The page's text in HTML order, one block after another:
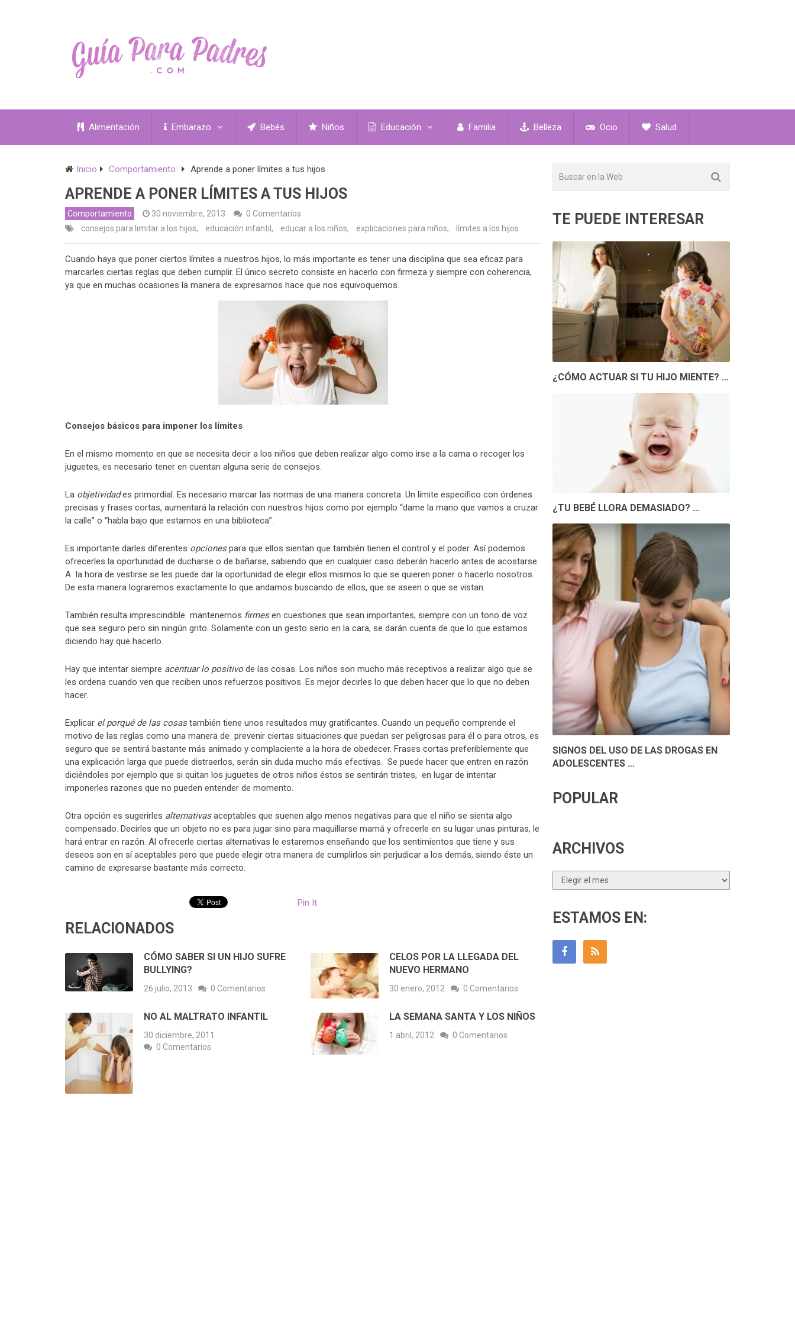
Alimentación Embarazo Bebés Niños Educación Familia Belleza Ocio Salud
Inicio Comportamiento Aprende a poner límites a tus hijos
APRENDE A PONER LÍMITES A TUS HIJOS
Comportamiento 30 noviembre, 2013
0 Comentarios
consejos para limitar a los hijos, educación infantil , educar a los niños, explicaciones para niños, límites a los hijos
Cuando haya que poner ciertos límites a nuestros hijos, lo más importante es tener una disciplina que sea eficaz para
marcarles ciertas reglas que deben cumplir. El único secreto consiste en hacerlo con firmeza y siempre con coherencia,
ya que en muchas ocasiones la manera de expresarnos hace que nos equivoquemos.
Consejos básicos para imponer los límites
En el mismo momento en que se necesita decir a los niños que deben realizar algo como irse a la cama o recoger los
juguetes, es necesario tener en cuentan alguna serie de consejos.
La objetividades primordial. Es necesario marcar las normas de una manera concreta. Un límite específico con órdenes
precisas y frases cortas, aumentará la relación con nuestros hijos como por ejemplo “dame la mano que vamos a cruzar
la calle” o “habla bajo que estamos en una biblioteca”.
Es importante darles diferentes opcionespara que ellos sientan que también tienen el control y el poder. Así podemos
ofrecerles la oportunidad de ducharse o de bañarse, sabiendo que en cualquier caso deberán hacerlo antes de acostarse.
A la hora de vestirse se les puede dar la oportunidad de elegir ellos mismos lo que se quieren poner o hacerlo nosotros.
De esta manera lograremos exactamente lo que andamos buscando de ellos, que se aseen o que se vistan.
También resulta imprescindible mantenernos firmesen cuestiones que sean importantes, siempre con un tono de voz
que sea seguro pero sin ningún grito. Solamente con un gesto serio en la cara, se darán cuenta de que lo que estamos
diciendo hay que hacerlo.
Hay que intentar siempre acentuar lo positivo de las cosas. Los niños son mucho más receptivos a realizar algo que se
les ordena cuando ven que reciben unos refuerzos positivos. Es mejor decirles lo que deben hacer que lo que no deben
hacer.
Explicar el porqué de las cosastambién tiene unos resultados muy gratificantes. Cuando un pequeño comprende el
motivo de las reglas como una manera de prevenir ciertas situaciones que puedan ser peligrosas para él o para otros, es
seguro que se sentirá bastante más animado y complaciente a la hora de obedecer. Frases cortas preferiblemente que
una explicación larga que puede distraerlos, serán sin duda mucho más efectivas. Se puede hacer que entren en razón
diciéndoles por ejemplo que si quitan los juguetes de otros niños éstos se sentirán tristes, en lugar de intentar
imponerles razones que no pueden entender de momento.
Otra opción es sugerirles alternativasaceptables que suenen algo menos negativas para que el niño se sienta algo
compensado. Decirles que un objeto no es para jugar sino para maquillarse mamá y ofrecerle en su lugar unas pinturas, le
hará entrar en razón. Al ofrecerle ciertas alternativas le estaremos enseñando que los sentimientos que tiene y sus
deseos son en sí aceptables pero que puede elegir otra manera de cumplirlos sin perjudicar a los demás, siendo éste un
camino de expresarse bastante más correcto.
Pin It
RELACIONADOS
CÓMO SABER SI UN HIJO SUFRE
BULLYING?
26 julio, 2013 0 Comentarios
CELOS POR LA LLEGADA DEL
NUEVO HERMANO
30 enero, 2012 0 Comentarios
NO AL MALTRATO INFANTIL
30 diciembre, 2011
0 Comentarios
LA SEMANA SANTA Y LOS NIÑOS
1 abril, 2012 0 Comentarios
TE PUEDE INTERESAR
¿CÓMO ACTUAR SI TU HIJO MIENTE? …
¿TU BEBÉ LLORA DEMASIADO? …
SIGNOS DEL USO DE LAS DROGAS EN
ADOLESCENTES …
POPULAR
ARCHIVOS
Archivos
ESTAMOS EN: